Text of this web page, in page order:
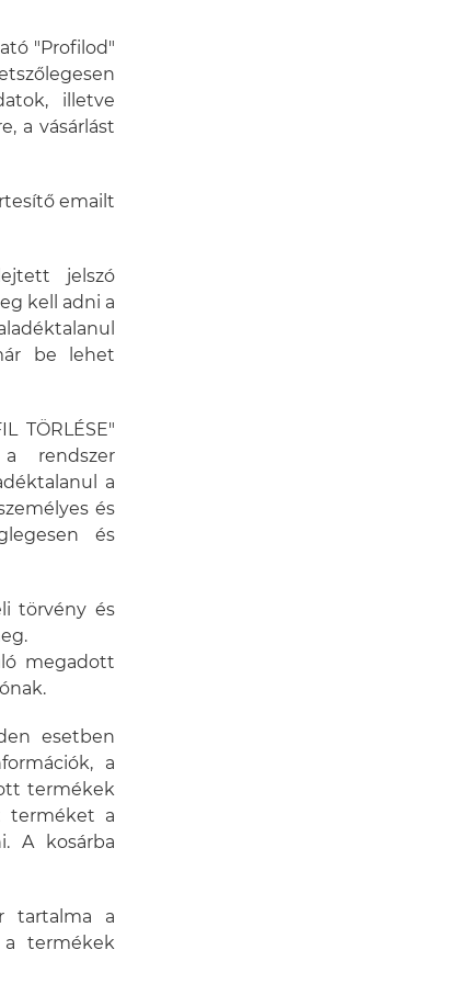
"Profilod"
illetve
a vásárlást
emailt
jelszó
kell adni a
be lehet
TÖRLÉSE"
rendszer
a
és
és
törvény és
megadott
esetben
a
termékek
terméket a
A kosárba
tartalma a
termékek